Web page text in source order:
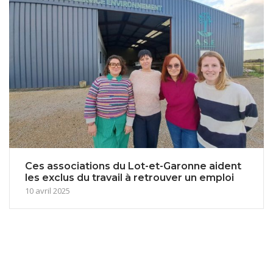
Ces associations du Lot-et-Garonne aident
les exclus du travail à retrouver un emploi
10 avril 2025